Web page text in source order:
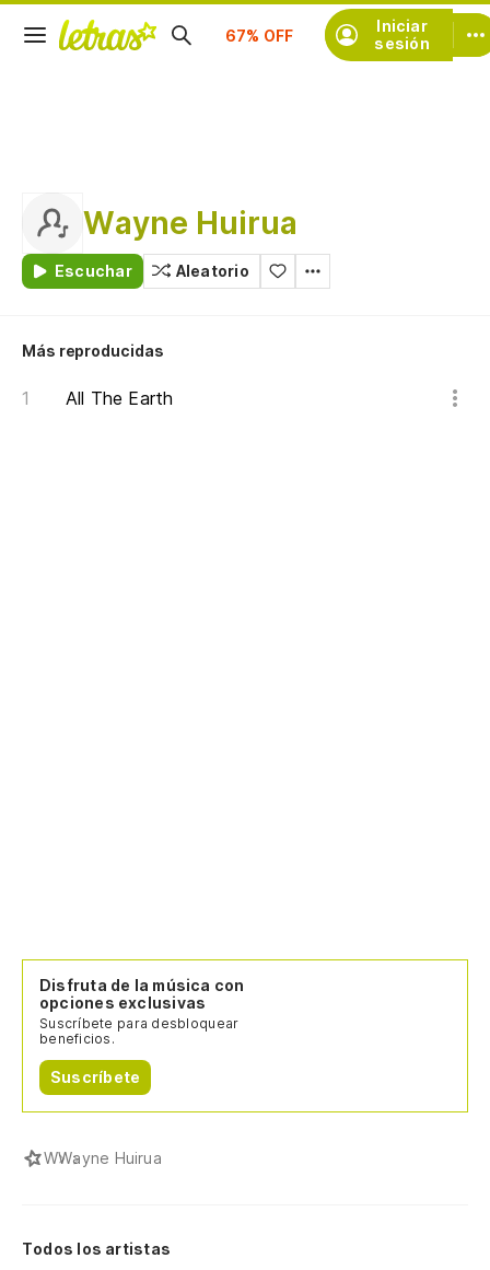
Iniciar
sesión
Suscríbete
Wayne Huirua
Escuchar Aleatorio
Más reproducidas
All The Earth
Disfruta de la música con
opciones exclusivas
Suscríbete para desbloquear
beneficios.
Suscríbete
WWayne Huirua
Todos los artistas